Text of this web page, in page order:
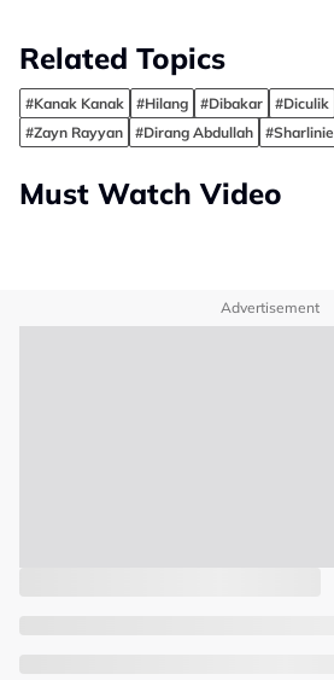
Related Topics
#Kanak Kanak #Hilang #Dibakar #Diculik
#Zayn Rayyan
#Dirang Abdullah #Sharlinie
Must Watch Video
Advertisement